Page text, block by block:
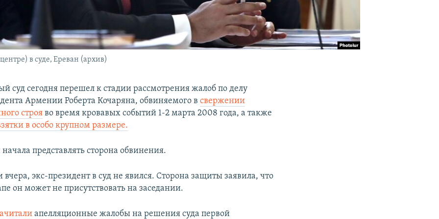
в суде, Ереван (архив)
суд сегодня перешел к стадии рассмотрения жалоб по делу
Армении Роберта Кочаряна, обвиняемого всвержении
строя во время кровавых событий 1-2 марта 2008 года, а также
в особо крупном размере.
представлять сторона обвинения.
вчера, экс-президент в суд не явился. Сторона защиты заявила, что
он может не присутствовать на заседании.
апелляционные жалобы на решения суда первой